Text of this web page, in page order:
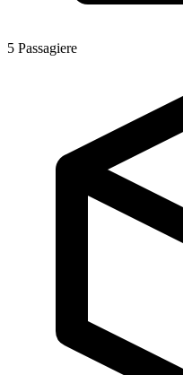
5 Passagiere